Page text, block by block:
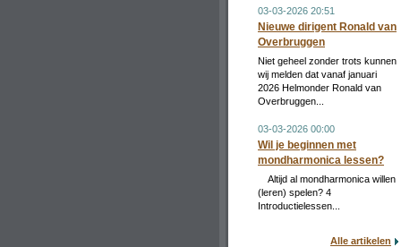
03-03-2026 20:51
Nieuwe dirigent Ronald van
Overbruggen
Niet geheel zonder trots kunnen
wij melden dat vanaf januari
2026 Helmonder Ronald van
Overbruggen...
03-03-2026 00:00
Wil je beginnen met
mondharmonica lessen?
Altijd al mondharmonica willen
(leren) spelen? 4
Introductielessen...
Alle artikelen